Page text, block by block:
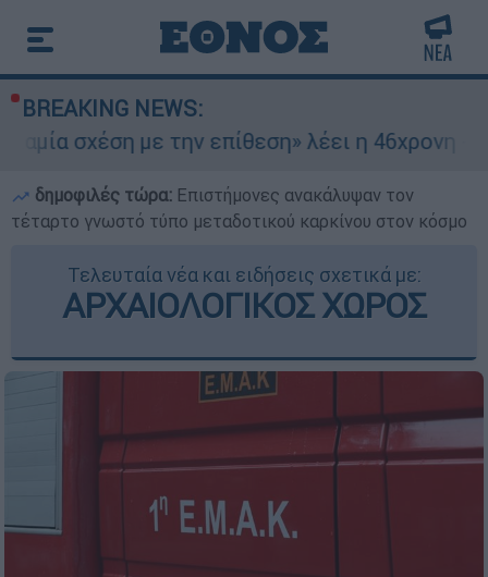
BREAKING NEWS:
την επίθεση» λέει η 46χρονη - Τι αποκάλυψε
δημοφιλές τώρα: Επιστήμονες ανακάλυψαν τον
τέταρτο γνωστό τύπο μεταδοτικού καρκίνου στον κόσμο
Τελευταία νέα και ειδήσεις σχετικά με:
ΑΡΧΑΙΟΛΟΓΙΚΟΣ ΧΩΡΟΣ